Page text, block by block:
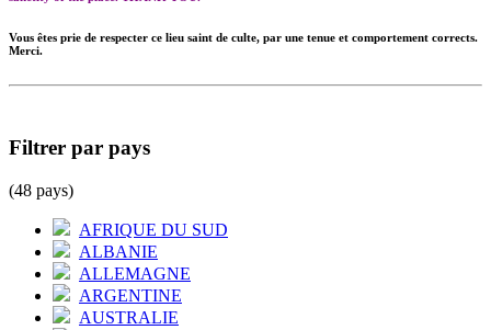
Vous êtes prie de respecter ce lieu saint de culte, par une tenue et comportement corrects.
Merci.
Filtrer par pays
(48 pays)
AFRIQUE DU SUD
ALBANIE
ALLEMAGNE
ARGENTINE
AUSTRALIE